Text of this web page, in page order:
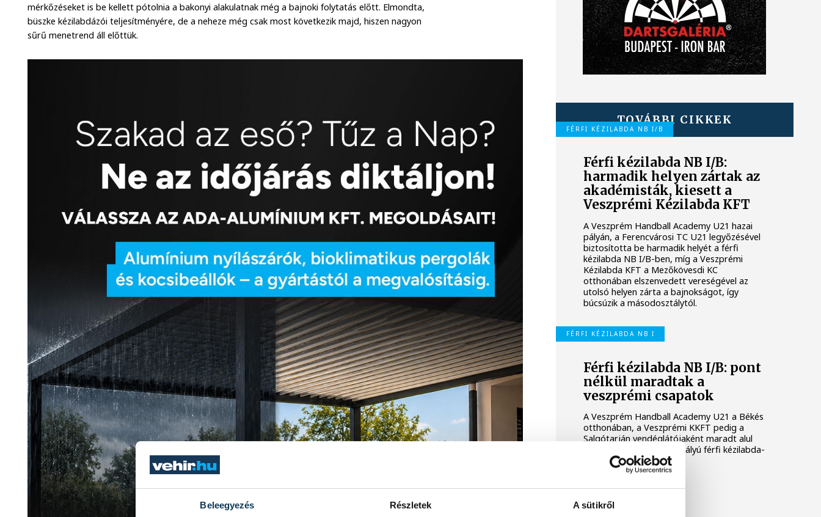
Beleegyezés Részletek A sütikről
mérkőzéseket is be kellett pótolnia a bakonyi alakulatnak még a bajnoki folytatás előtt. Elmondta,
büszke kézilabdázói teljesítményére, de a neheze még csak most következik majd, hiszen nagyon
sűrű menetrend áll előttük.
TOVÁBBI CIKKEK
FÉRFI KÉZILABDA NB I/B
Férfi kézilabda NB I/B:
harmadik helyen zártak az
akadémisták, kiesett a
Veszprémi Kézilabda KFT
A Veszprém Handball Academy U21 hazai
pályán, a Ferencvárosi TC U21 legyőzésével
biztosította be harmadik helyét a férfi
kézilabda NB I/B-ben, míg a Veszprémi
Kézilabda KFT a Mezőkövesdi KC
otthonában elszenvedett vereségével az
utolsó helyen zárta a bajnokságot, így
búcsúzik a másodosztálytól.
FÉRFI KÉZILABDA NB I
Férfi kézilabda NB I/B: pont
nélkül maradtak a
veszprémi csapatok
A Veszprém Handball Academy U21 a Békés
otthonában, a Veszprémi KKFT pedig a
Salgótarján vendéglátójaként maradt alul
szombaton a másodosztályú férfi kézilabda-
bajnokságban.
FÉRFI KÉZILABDA NB I